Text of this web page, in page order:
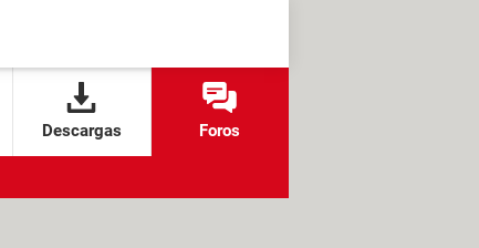
Descargas Foros